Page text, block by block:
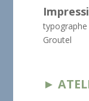
typographe
Groutel
►